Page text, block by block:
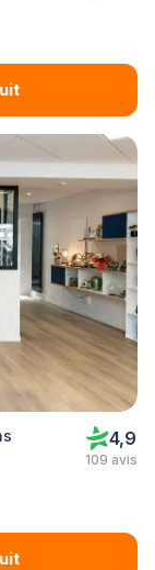
4,9
109 avis